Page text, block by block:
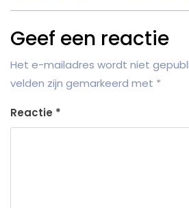
Geef een reactie
Het e-mailadres wordt niet
velden zijn gemarkeerd met *
Reactie *